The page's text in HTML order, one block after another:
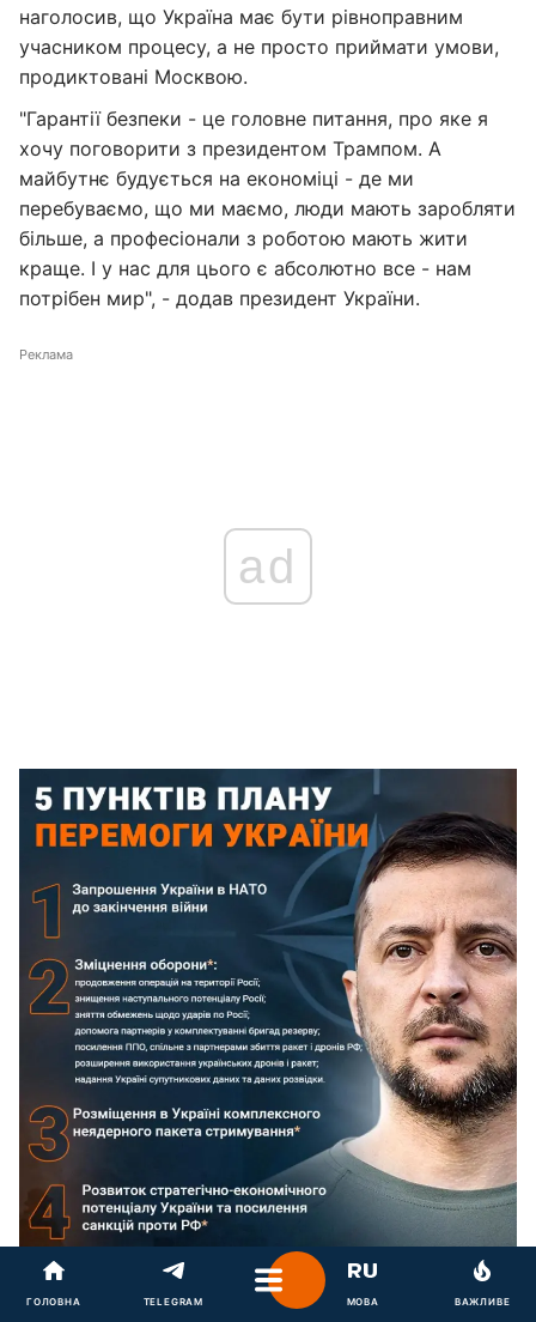
наголосив, що Україна має бути рівноправним
учасником процесу, а не просто приймати умови,
продиктовані Москвою.
"Гарантії безпеки - це головне питання, про яке я
хочу поговорити з президентом Трампом. А
майбутнє будується на економіці - де ми
перебуваємо, що ми маємо, люди мають заробляти
більше, а професіонали з роботою мають жити
краще. І у нас для цього є абсолютно все - нам
потрібен мир", - додав президент України.
Реклама
ad
ГОЛОВНА TELEGRAM МОВА ВАЖЛИВЕ